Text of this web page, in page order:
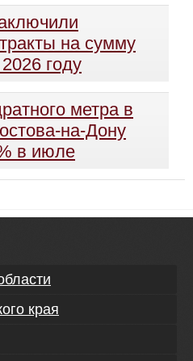
на сумму
году
метра в
на-Дону
в июле
края